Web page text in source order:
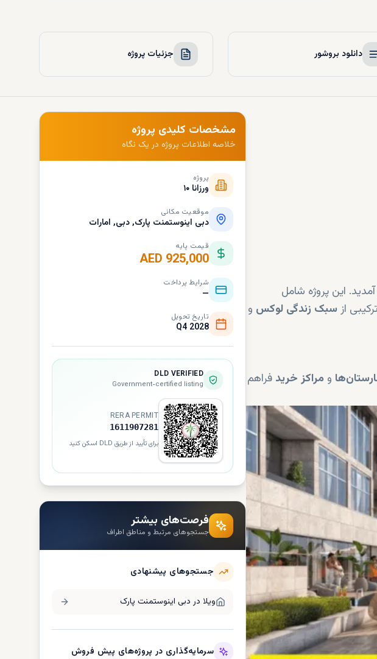
دانلود بروشور جزئیات پروژه
این پروژه شامل
از سبک زندگی لوکس و
و مراکز خرید فراهم
مشخصات کلیدی پروژه
خلاصه اطلاعات پروژه در یک نگاه
پروژه
ورزانا ۱۰
موقعیت مکانی
دبی اینوستمنت پارک, دبی, امارات
قیمت پایه
AED 925,000
شرایط پرداخت
—
تاریخ تحویل
Q4 2028
DLD VERIFIED
Government-certified listing
RERA PERMIT
1611907281
برای تأیید از طریق DLD اسکن کنید
فرصت‌های بیشتر
جستجوهای مرتبط و مناطق اطراف
جستجوهای پیشنهادی
ویلا در دبی اینوستمنت پارک
سرمایه‌گذاری در پروژه‌های پیش فروش